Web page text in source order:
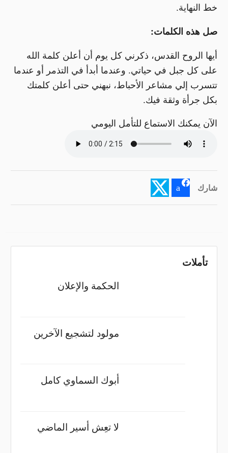
خط النهاية.
صل هذه الكلمات:
أيها الروح القدس، ذكرني كل يوم أن أعلن كلمة الله
على كل جبل في حياتي. وعندما أبدأ في التذمر أو عندما
تتسرب إلي مشاعر الأحباط، نبهني حتى أعلن كلمتك
بكل جرأة وثقة فيك.
الآن يمكنك الاستماع للتأمل اليومي
شارك
تأملات
الحكمة والإعلان
مولود لتشجيع الآخرين
أبوك السماوي كامل
لا تعِش أسير الماضي